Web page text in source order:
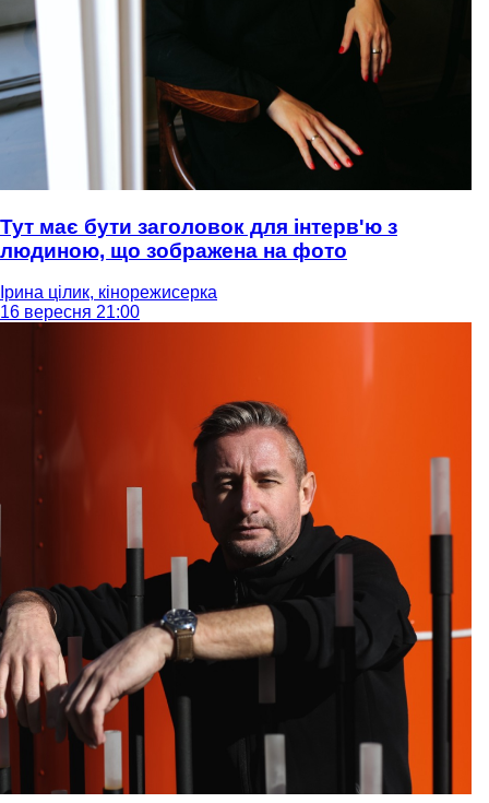
Тут має бути заголовок для інтерв'ю з
людиною, що зображена на фото
Ірина цілик, кінорежисерка
16 вересня 21:00